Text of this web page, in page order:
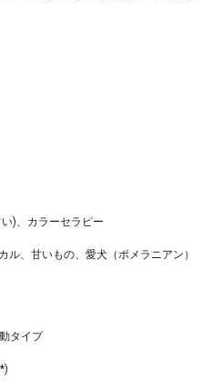
)、カラーセラピー
、甘いもの、愛犬（ポメラニアン）
イプ